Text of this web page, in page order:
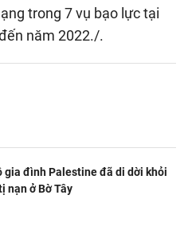
trong 7 vụ bạo lực tại
năm 2022./.
gia đình Palestine đã di dời khỏi
nạn ở Bờ Tây